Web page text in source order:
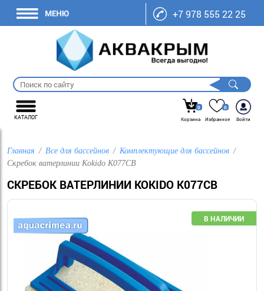
+7 978 555 22 25
КАТАЛОГ
0
Корзина
0
Избранное
Войти
Главная Все для бассейнов
Комплектующие для бассейнов
Скребок ватерлинии Kokido K077CB
СКРЕБОК ВАТЕРЛИНИИ KOKIDO K077CB